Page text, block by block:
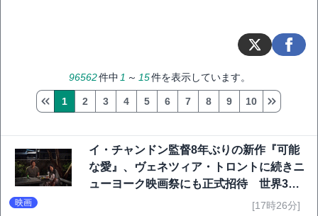
96562件中 1 ～ 15件を表示しています。
1 2 3 4 5 6 7 8 9 10
イ・チャンドン監督8年ぶりの新作『可能
な愛』、ヴェネツィア・トロントに続きニ
ューヨーク映画祭にも正式招待 世界3大
映画 [17時26分]